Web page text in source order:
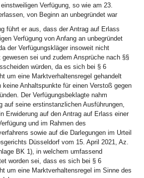
Verfügung, so wie am 23.
von Beginn an unbegründet war
führt er aus, dass der Antrag auf Erlass
Verfügung von Anfang an unbegründet
der Verfügungskläger insoweit nicht
sei und zudem Ansprüche nach §§
würden, da es sich bei § 6
um eine Marktverhaltensregel gehandelt
keine Anhaltspunkte für einen Verstoß gegen
Der Verfügungsbeklagte nahm
auf seine erstinstanzlichen Ausführungen,
Erwiderung auf den Antrag auf Erlass einer
und im Rahmen des
sowie auf die Darlegungen im Urteil
Düsseldorf vom 15. April 2021, Az.
BK 1), in welchem umfassend
worden sei, dass es sich bei § 6
um eine Marktverhaltensregel im Sinne des